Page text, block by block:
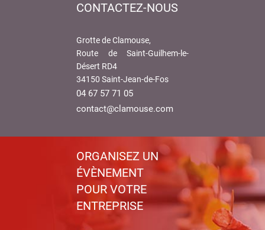
CONTACTEZ-NOUS
Grotte de Clamouse,
Route de Saint-Guilhem-le-
Désert RD4
34150 Saint-Jean-de-Fos
04 67 57 71 05
contact@clamouse.com
ORGANISEZ UN
ÉVÈNEMENT
POUR VOTRE
ENTREPRISE